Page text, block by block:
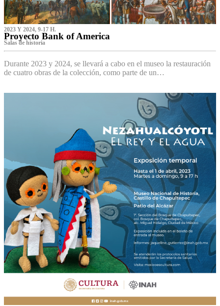
2023 Y 2024, 9-17 H.
Proyecto Bank of America
S‌alas de historia
Durante 2023 y 2024, se llevará a cabo en el museo la restauración
de cuatro obras de la colección, como parte de un…